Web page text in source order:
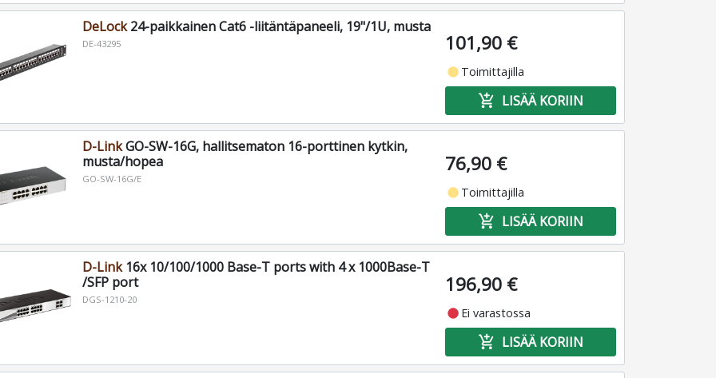
DeLock24-paikkainen Cat6 -liitäntäpaneeli, 19"/1U, musta
DE-43295 101,90 €
fiber_manual_record Toimittajilla
add_shopping_cart LISÄÄ KORIIN
D-LinkGO-SW-16G, hallitsematon 16-porttinen kytkin,
musta/hopea
GO-SW-16G/E
76,90 €
fiber_manual_record Toimittajilla
add_shopping_cart LISÄÄ KORIIN
D-Link16x 10/100/1000 Base-T ports with 4 x 1000Base-T
/SFP port
DGS-1210-20
196,90 €
fiber_manual_record Ei varastossa
add_shopping_cart LISÄÄ KORIIN